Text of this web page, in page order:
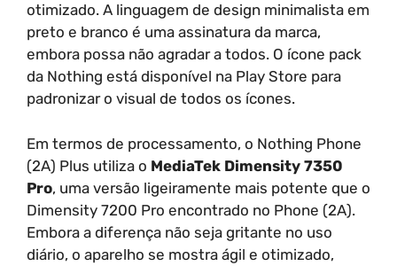
otimizado. A linguagem de design minimalista em
preto e branco é uma assinatura da marca,
embora possa não agradar a todos. O ícone pack
da Nothing está disponível na Play Store para
padronizar o visual de todos os ícones.
Em termos de processamento, o Nothing Phone
(2A) Plus utiliza o MediaTek Dimensity 7350
Pro, uma versão ligeiramente mais potente que o
Dimensity 7200 Pro encontrado no Phone (2A).
Embora a diferença não seja gritante no uso
diário, o aparelho se mostra ágil e otimizado,